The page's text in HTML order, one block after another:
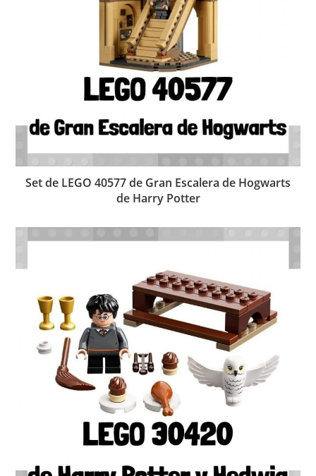
Set de LEGO 40577 de Gran Escalera de Hogwarts
de Harry Potter